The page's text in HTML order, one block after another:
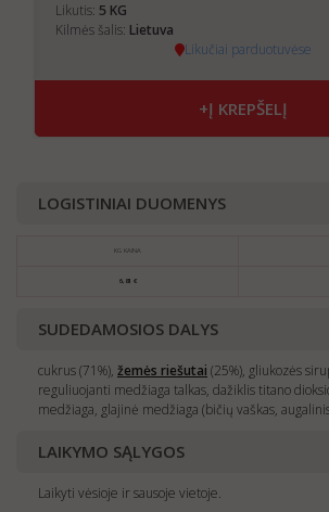
Likutis: 5 KG
Kilmės šalis: Lietuva
Likučiai parduotuvėse
+Į KREPŠELĮ
LOGISTINIAI DUOMENYS
KG KAINA
6,81 €
SUDEDAMOSIOS DALYS
cukrus (71%), žemės riešutai (25%), gliukozės
reguliuojanti medžiaga talkas, dažiklis titano
medžiaga, glajinė medžiaga (bičių vaškas,
LAIKYMO SĄLYGOS
Laikyti vėsioje ir sausoje vietoje.